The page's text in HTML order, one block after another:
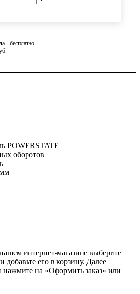
- бесплатно
POWERSTATE
оборотов
мм
интернет-магазине выберите
добавьте его в корзину. Далее
нажмите на «Оформить заказ» или